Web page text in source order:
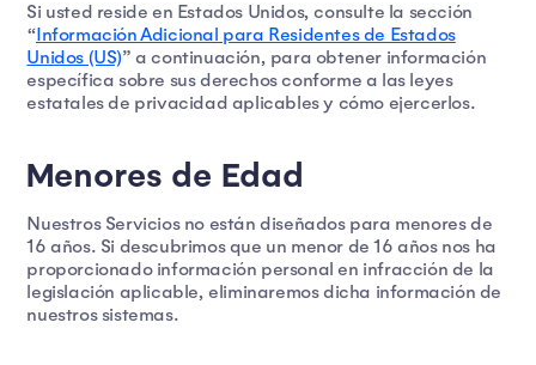
Si usted reside en Estados Unidos, consulte la sección
“Información Adicional para Residentes de Estados
Unidos (US)” a continuación, para obtener información
específica sobre sus derechos conforme a las leyes
estatales de privacidad aplicables y cómo ejercerlos.
Menores de Edad
Nuestros Servicios no están diseñados para menores de
16 años. Si descubrimos que un menor de 16 años nos ha
proporcionado información personal en infracción de la
legislación aplicable, eliminaremos dicha información de
nuestros sistemas.